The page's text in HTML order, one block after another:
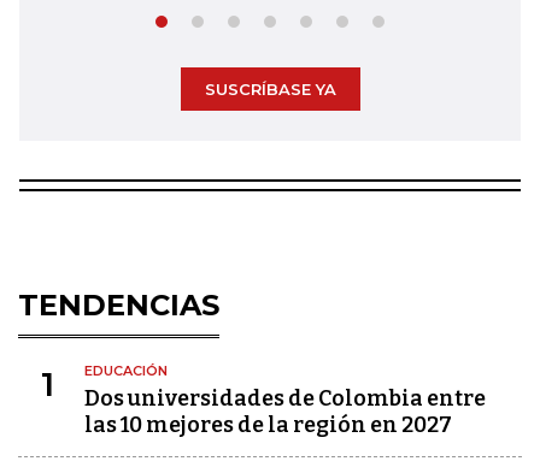
SUSCRÍBASE YA
TENDENCIAS
1 EDUCACIÓN
Dos universidades de Colombia entre
las 10 mejores de la región en 2027